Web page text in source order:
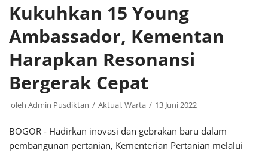
Kukuhkan 15 Young
Ambassador, Kementan
Harapkan Resonansi
Bergerak Cepat
oleh Admin Pusdiktan Aktual,Warta 13 Juni 2022
BOGOR - Hadirkan inovasi dan gebrakan baru dalam
pembangunan pertanian, Kementerian Pertanian melalui